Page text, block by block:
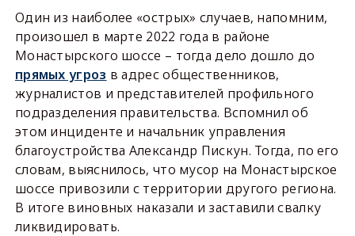
Один из наиболее «острых» случаев, напомним,
произошел в марте 2022 года в районе
Монастырского шоссе – тогда дело дошло до
прямых угроз в адрес общественников,
журналистов и представителей профильного
подразделения правительства. Вспомнил об
этом инциденте и начальник управления
благоустройства Александр Пискун. Тогда, по его
словам, выяснилось, что мусор на Монастырское
шоссе привозили с территории другого региона.
В итоге виновных наказали и заставили свалку
ликвидировать.